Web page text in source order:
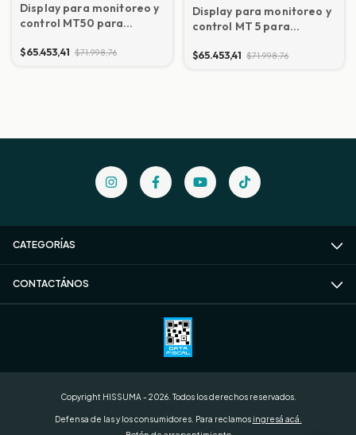
Display para monitoreo y
control MT50 para
LS
$65.453,41 $71.998,76
Display para monitoreo y
control MT 5 para
TRACER
$65.453,41 $71.998,76
CATEGORÍAS
CONTACTÁNOS
Copyright HISSUMA - 2026. Todos los derechos reservados.
Defensa de las y los consumidores. Para reclamos ingresá acá.